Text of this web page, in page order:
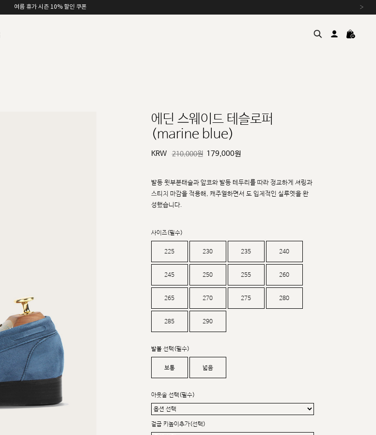
여름 휴가 시즌 10% 할인 쿠폰 ›
에딘 스웨이드 테슬로퍼
(marine blue)
KRW 210,000원 179,000원
발등 윗부분태슬과 앞코와 발등 테두리를 따라 정교하게 셔링과
스티치 마감을 적용해, 캐주얼하면서 도 입체적인 실루엣을 완
성했습니다.
사이즈(필수)
225 230 235 240
245 250 255 260
265 270 275 280
285 290
발볼 선택(필수)
보통 넓음
아웃솔 선택(필수)
겉굽 키높이추가(선택)